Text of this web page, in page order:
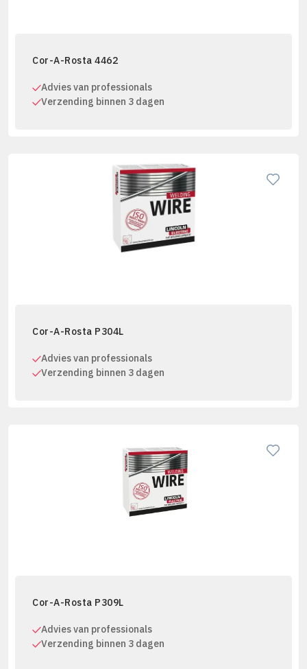
Cor-A-Rosta 4462
Advies van professionals
Verzending binnen 3 dagen
Cor-A-Rosta P304L
Advies van professionals
Verzending binnen 3 dagen
Cor-A-Rosta P309L
Advies van professionals
Verzending binnen 3 dagen